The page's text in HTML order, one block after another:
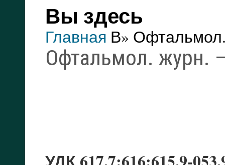
Вы здесь
Главная В»
Офтальмол. журн.